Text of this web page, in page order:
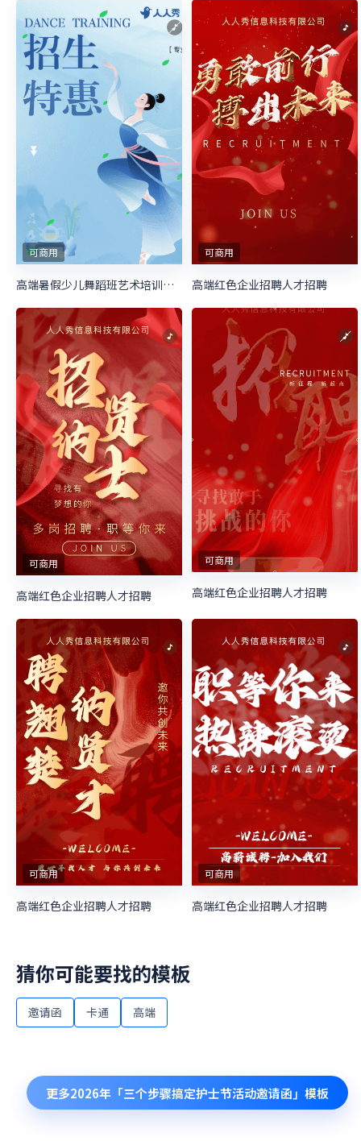
可商用
高端暑假少儿舞蹈班艺术培训招生宣传
可商用
高端红色企业招聘人才招聘
可商用
高端红色企业招聘人才招聘
可商用
高端红色企业招聘人才招聘
可商用
高端红色企业招聘人才招聘
可商用
高端红色企业招聘人才招聘
猜你可能要找的模板
邀请函 卡通 高端
更多2026年「三个步骤搞定护士节活动邀请函」 模板